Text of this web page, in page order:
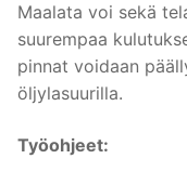
Maalata voi sekä
suurempaa
pinnat voidaan
öljylasuurilla.
Työohjeet: